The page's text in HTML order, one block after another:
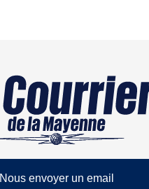
Nous envoyer un email